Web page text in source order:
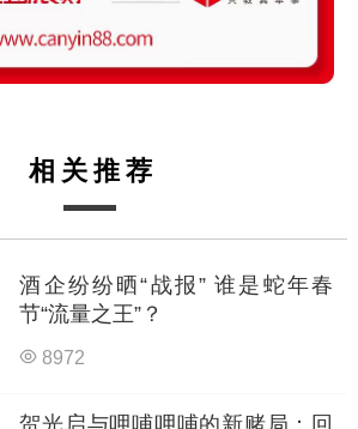
相关推荐
酒企纷纷晒“战报” 谁是蛇年春
节“流量之王”？
8972